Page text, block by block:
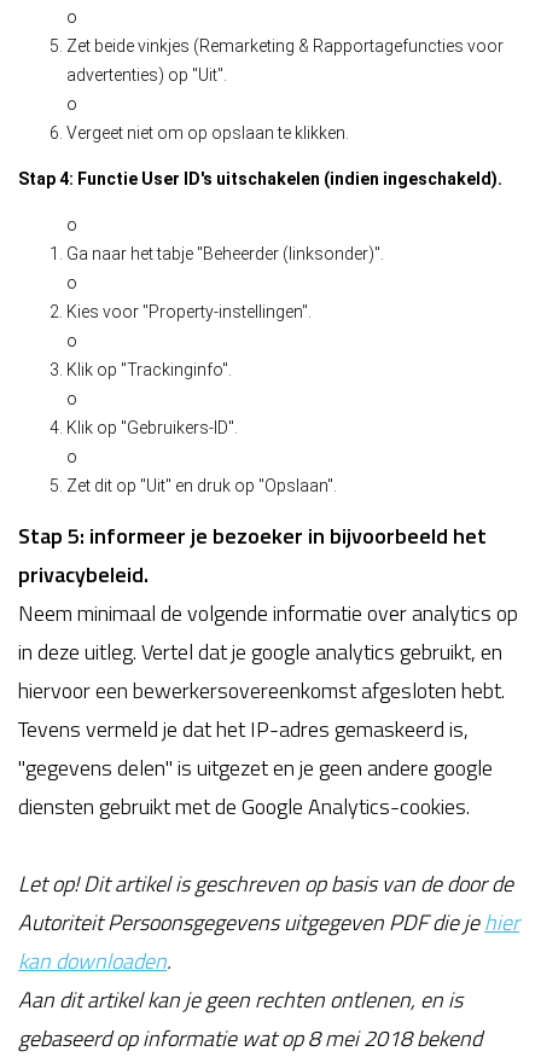
o
Zet beide vinkjes (Remarketing & Rapportagefuncties voor
advertenties) op "Uit".
o
Vergeet niet om op opslaan te klikken.
Stap 4: Functie User ID's uitschakelen (indien ingeschakeld).
o
Ga naar het tabje "Beheerder (linksonder)".
o
Kies voor "Property-instellingen".
o
Klik op "Trackinginfo".
o
Klik op "Gebruikers-ID".
o
Zet dit op "Uit" en druk op "Opslaan".
Stap 5: informeer je bezoeker in bijvoorbeeld het
privacybeleid.
Neem minimaal de volgende informatie over analytics op
in deze uitleg. Vertel dat je google analytics gebruikt, en
hiervoor een bewerkersovereenkomst afgesloten hebt.
Tevens vermeld je dat het IP-adres gemaskeerd is,
"gegevens delen" is uitgezet en je geen andere google
diensten gebruikt met de Google Analytics-cookies.
Let op! Dit artikel is geschreven op basis van de door de
Autoriteit Persoonsgegevens uitgegeven PDF die jehier
kan downloaden.
Aan dit artikel kan je geen rechten ontlenen, en is
gebaseerd op informatie wat op 8 mei 2018 bekend